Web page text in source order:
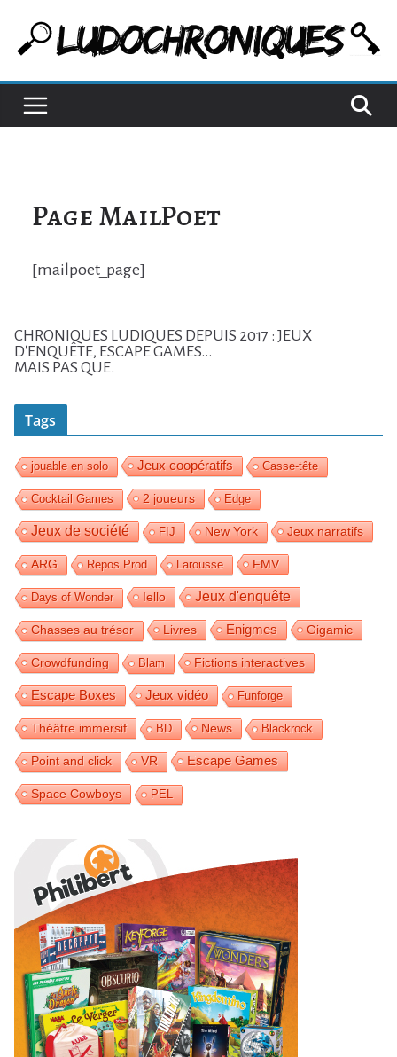
Page MailPoet
[mailpoet_page]
CHRONIQUES LUDIQUES DEPUIS 2017 : JEUX
D'ENQUÊTE, ESCAPE GAMES...
MAIS PAS QUE.
Tags
jouable en solo Jeux coopératifs Casse-tête
Cocktail Games 2 joueurs Edge
Jeux de société FIJ New York Jeux narratifs
ARG Repos Prod Larousse FMV
Days of Wonder Iello Jeux d'enquête
Chasses au trésor Livres Enigmes Gigamic
Crowdfunding Blam Fictions interactives
Escape Boxes Jeux vidéo Funforge
Théâtre immersif BD News Blackrock
Point and click VR Escape Games
Space Cowboys PEL